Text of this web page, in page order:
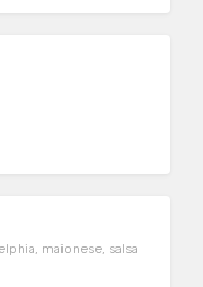
maionese, salsa